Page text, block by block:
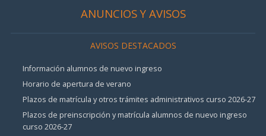
ANUNCIOS Y AVISOS
AVISOS DESTACADOS
Información alumnos de nuevo ingreso
Horario de apertura de verano
Plazos de matrícula y otros trámites administrativos curso 2026-27
Plazos de preinscripción y matrícula alumnos de nuevo ingreso
curso 2026-27